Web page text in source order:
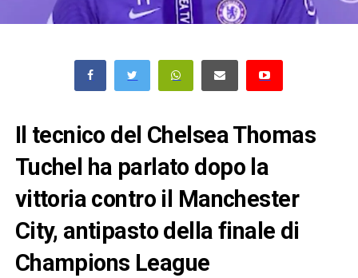
Il tecnico del Chelsea Thomas
Tuchel ha parlato dopo la
vittoria contro il Manchester
City, antipasto della finale di
Champions League